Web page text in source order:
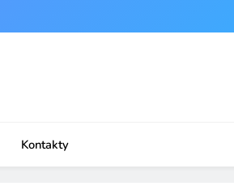
Kontakty